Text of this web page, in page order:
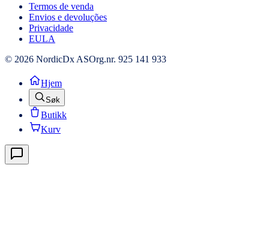
Termos de venda
Envios e devoluções
Privacidade
EULA
© 2026 NordicDx ASOrg.nr. 925 141 933
Hjem
Søk
Butikk
Kurv